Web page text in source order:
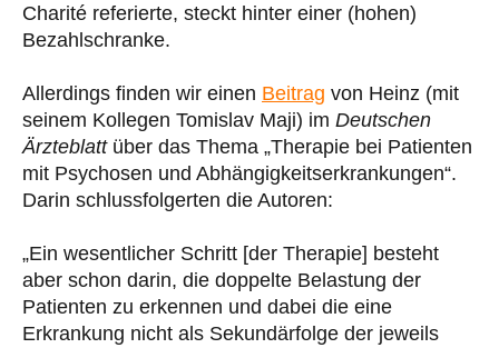
Charité referierte, steckt hinter einer (hohen)
Bezahlschranke.
Allerdings finden wir einen Beitrag von Heinz (mit
seinem Kollegen Tomislav Maji) im Deutschen
Ärzteblattüber das Thema „Therapie bei Patienten
mit Psychosen und Abhängigkeitserkrankungen“.
Darin schlussfolgerten die Autoren:
„Ein wesentlicher Schritt [der Therapie] besteht
aber schon darin, die doppelte Belastung der
Patienten zu erkennen und dabei die eine
Erkrankung nicht als Sekundärfolge der jeweils